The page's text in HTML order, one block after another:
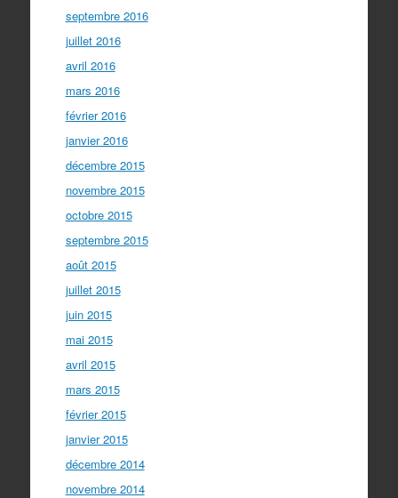
septembre 2016
juillet 2016
avril 2016
mars 2016
février 2016
janvier 2016
décembre 2015
novembre 2015
octobre 2015
septembre 2015
août 2015
juillet 2015
juin 2015
mai 2015
avril 2015
mars 2015
février 2015
janvier 2015
décembre 2014
novembre 2014